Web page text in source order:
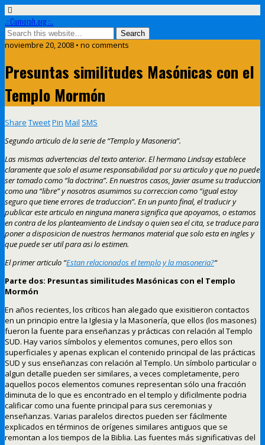
.::Cumorah.org ::.
noviembre 20, 2008 • no comments
Presuntas similitudes Masónicas con el
Templo Mormón
Share TweetPin Mail SMS
Segundo articulo de la serie de “Templo y Masoneria”.
Las mismas advertencias del texto anterior. El hermano Lindsay establece
claramente que solo el asume responsabilidad por su articulo y que no puede
ser tomado como “la doctrina”. En nuestros casos, Javier asume su traduccion
como una “libre” y nosotros asumimos su correccion como “igual estoy
seguro que tiene errores de traduccion”. En un punto final, el traducir y
publicar este articulo en ninguna manera significa que apoyamos, o estamos
en contra de los planteamiento de Lindsay o quien sea el cita, se traduce para
poner a disposicion de nuestros hermanos material que solo esta en ingles y
que puede ser util para asi lo estimen.
El primer articulo “Estan relacionados el templo y la masoneria?“
Parte dos: Presuntas similitudes Masónicas con el Templo
Mormón
En años recientes, los críticos han alegado que exisitieron contactos
en un principio entre la Iglesia y la Masonería, que ellos (los masones)
fueron la fuente para enseñanzas y prácticas con relación al Templo
SUD. Hay varios símbolos y elementos comunes, pero ellos son
superficiales y apenas explican el contenido principal de las prácticas
SUD y sus enseñanzas con relación al Templo. Un símbolo particular o
algun detalle pueden ser similares, a veces completamente, pero
aquellos pocos elementos comunes representan sólo una fracción
diminuta de lo que es encontrado en el templo y dificilmente podria
calificar como una fuente principal para sus ceremonias y
enseñanzas. Varias paralelos directos pueden ser fácilmente
explicados en términos de orígenes similares antiguos que se
remontan a los tiempos de la Biblia. Las fuentes más significativas del